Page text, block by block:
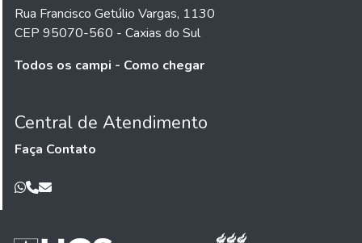
Rua Francisco Getúlio Vargas, 1130
CEP 95070-560 - Caxias do Sul
Todos os campi - Como chegar
Central de Atendimento
Faça Contato